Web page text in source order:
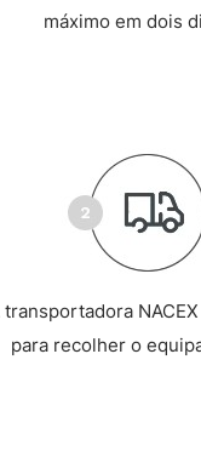
máximo em dois
transportadora
para recolher o